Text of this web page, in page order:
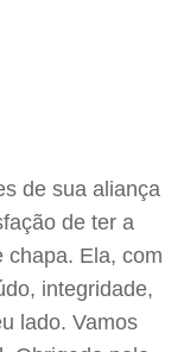
de sua aliança
de ter a
chapa. Ela, com
integridade,
lado. Vamos